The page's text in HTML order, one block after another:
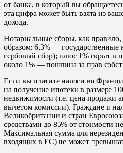
от банка, в который вы
эта цифра может быть взята из
дохода.
Нотариальные сборы, как
образом: 6,3% — государственные
гербовый сбор); плюс 1% скрыт в
около 1% — пошлина за прав
Если вы платите налоги во
на получение ипотеки в размере
недвижимости (т.е. цена продажи
вычетом комиссии). Граждане и
Великобритании и стран
средствами до 85% от стоимости
Максимальная сумма для
входящих в ЕС) не может